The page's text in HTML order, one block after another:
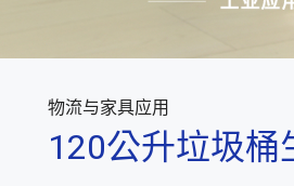
物流与家具应用
120公升垃圾桶